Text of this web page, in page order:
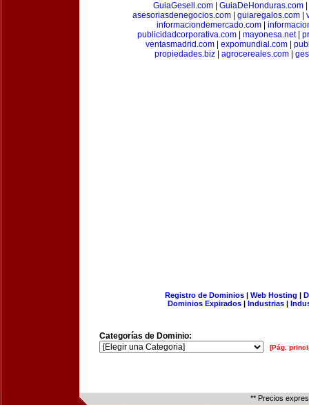
GuiaGesell.com
GuiaDeHonduras.com
asesoriasdenegocios.com
guiaregalos.com
informaciondemercado.com|
publicidadcorporativa.com
mayonesa.net|
ventasmadrid.com
expomundial.com
propiedades.biz| agrocereales.com|
Registro de Dominios| Web Hosting |
Dominios Expirados | Industrias |
Categorías de Dominio:
[Pág.
** Precios